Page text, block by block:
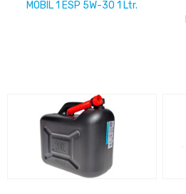
MOBIL 1 ESP 5W-30 1 Ltr.